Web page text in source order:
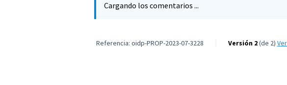
Cargando los comentarios ...
Referencia: oidp-PROP-2023-07-3228 Versión 2(de 2)